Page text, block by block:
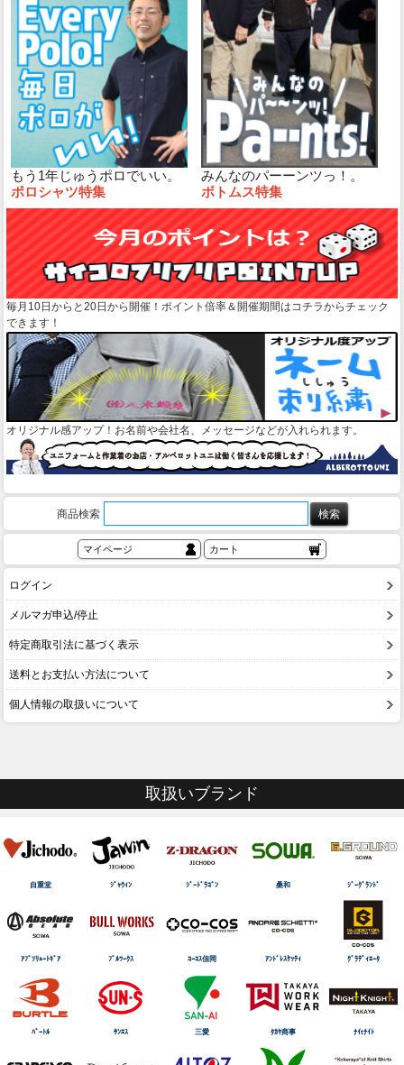
もう1年じゅうポロでいい。
ポロシャツ特集
みんなのパーーンツっ！。
ボトムス特集
毎月10日からと20日から開催！ポイント倍率＆開催期間はコチラからチェック
できます！
オリジナル感アップ！お名前や会社名、メッセージなどが入れられます。
商品検索
マイページ カート
ログイン
メルマガ申込/停止
特定商取引法に基づく表示
送料とお支払い方法について
個人情報の取扱いについて
取扱いブランド
自重堂 ｼﾞｬｳｨﾝ ｼﾞｰﾄﾞﾗｺﾞﾝ 桑和 ｼﾞｰｸﾞﾗﾝﾄﾞ
ｱﾌﾞｿﾘｭｰﾄｷﾞｱ ﾌﾞﾙﾜｰｸｽ ｺｰｺｽ信岡 ｱﾝﾄﾞﾚｽｹｯﾃｨ ｸﾞﾗﾃﾞｨｴｰﾀ
ﾊﾞｰﾄﾙ ｻﾝｴｽ 三愛 ﾀｶﾔ商事 ﾅｲtﾅｲﾄ